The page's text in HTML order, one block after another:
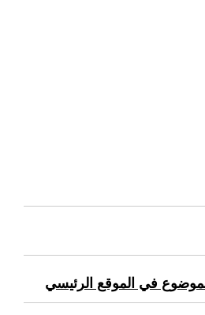
في الموقع الرئيسي